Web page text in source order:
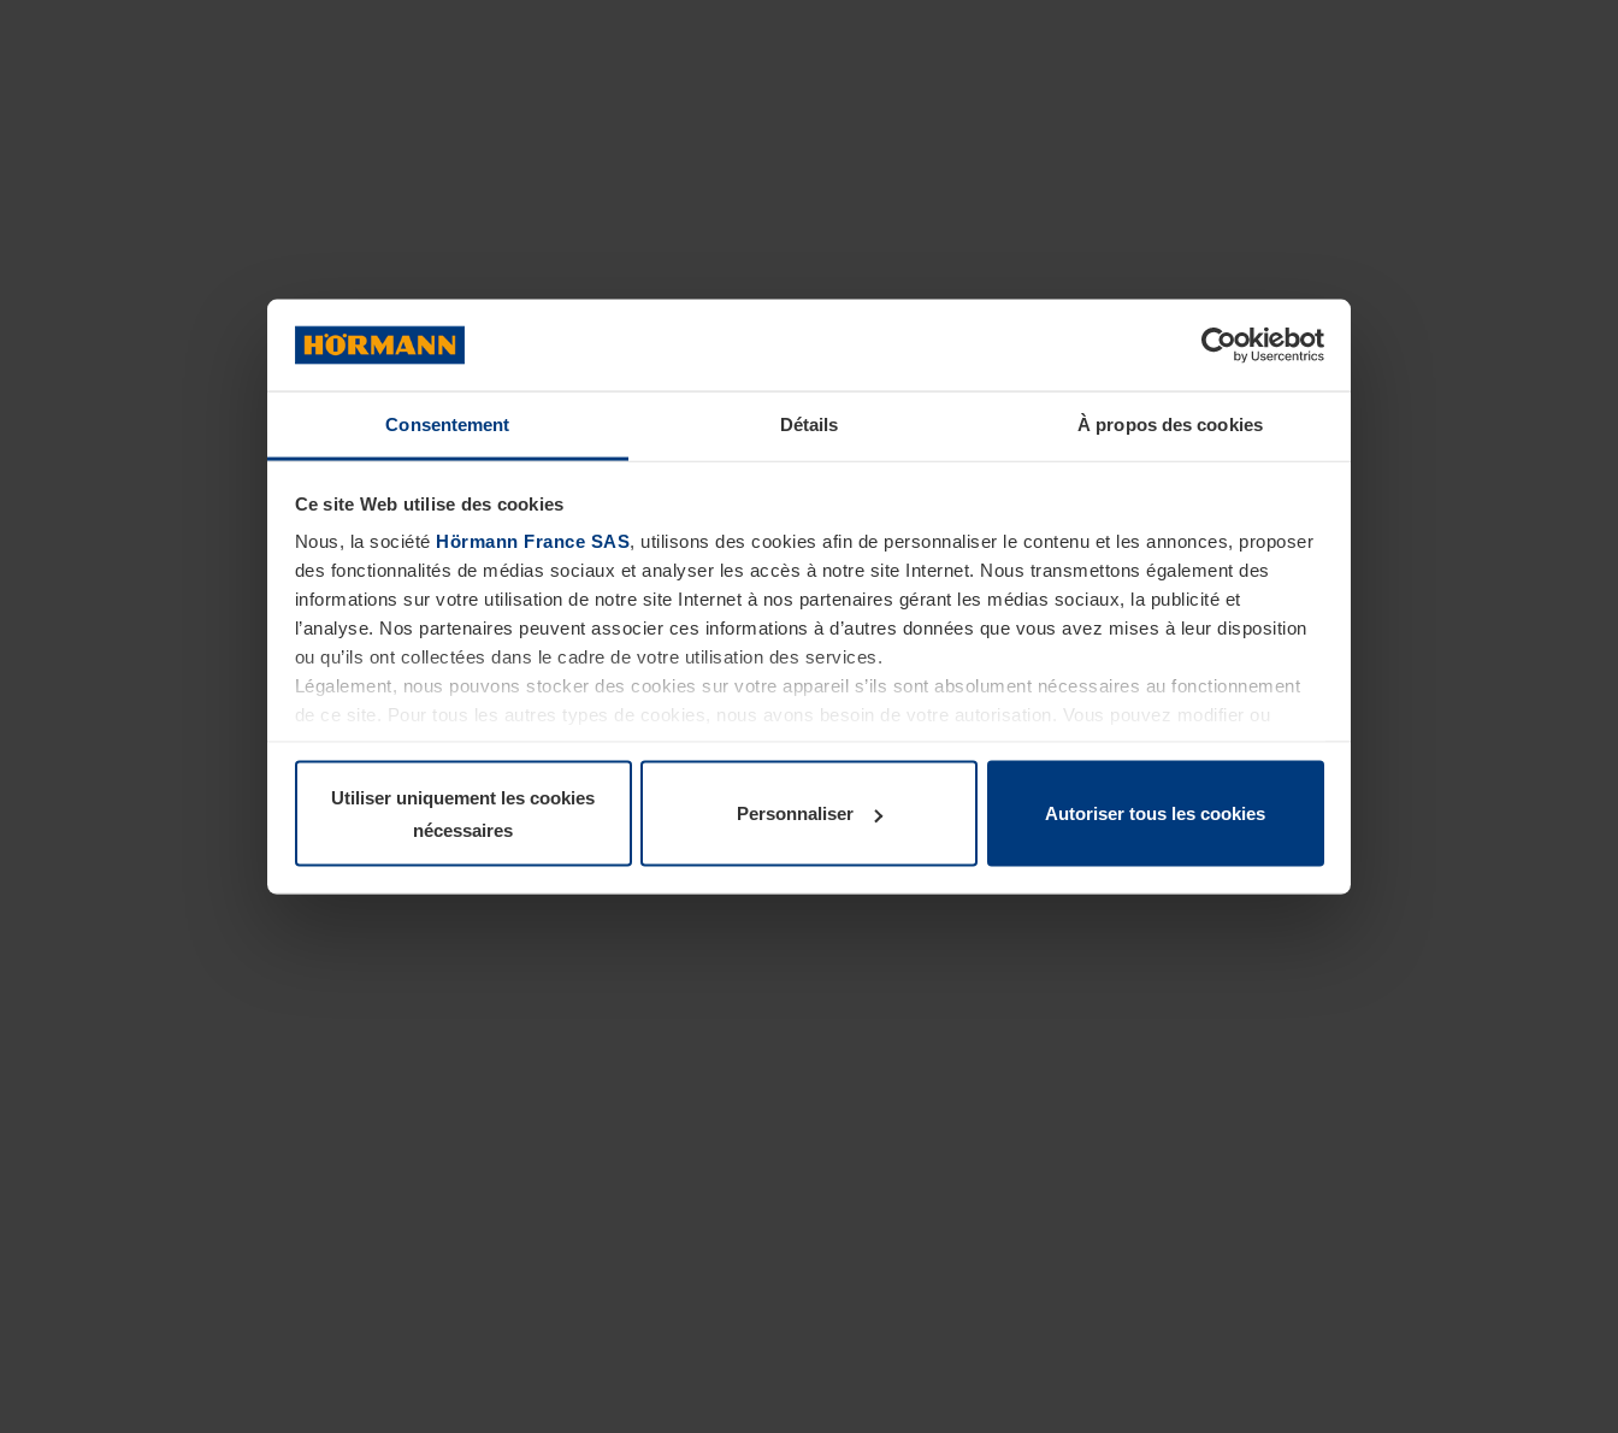
Consentement Détails À propos des cookies
Ce site Web utilise des cookies
Nous, la société Hörmann France SAS, utilisons des cookies afin de personnaliser le contenu et les annonces, proposer
des fonctionnalités de médias sociaux et analyser les accès à notre site Internet. Nous transmettons également des
informations sur votre utilisation de notre site Internet à nos partenaires gérant les médias sociaux, la publicité et
l’analyse. Nos partenaires peuvent associer ces informations à d’autres données que vous avez mises à leur disposition
ou qu’ils ont collectées dans le cadre de votre utilisation des services.
Légalement, nous pouvons stocker des cookies sur votre appareil s’ils sont absolument nécessaires au fonctionnement
de ce site. Pour tous les autres types de cookies, nous avons besoin de votre autorisation. Vous pouvez modifier ou
Utiliser uniquement les cookies
nécessaires
Personnaliser Autoriser tous les cookies